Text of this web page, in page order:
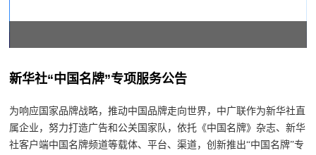
新华社“中国名牌”专项服务公告
为响应国家品牌战略，推动中国品牌走向世界，中广联作为新华社直
属企业，努力打造广告和公关国家队，依托《中国名牌》杂志、新华
社客户端中国名牌频道等载体、平台、渠道，创新推出“中国名牌”专